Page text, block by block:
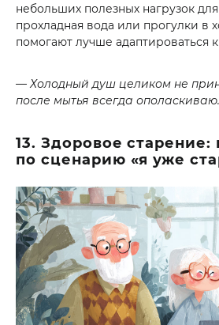
небольших полезных нагрузок
прохладная вода или прогулки в
помогают лучше адаптироваться
— Холодный душ целиком не
после мытья всегда ополаскиваю.
13. Здоровое старение:
по сценарию «я уже